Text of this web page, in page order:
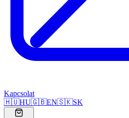
Kapcsolat
🇭🇺HU🇬🇧EN🇸🇰SK